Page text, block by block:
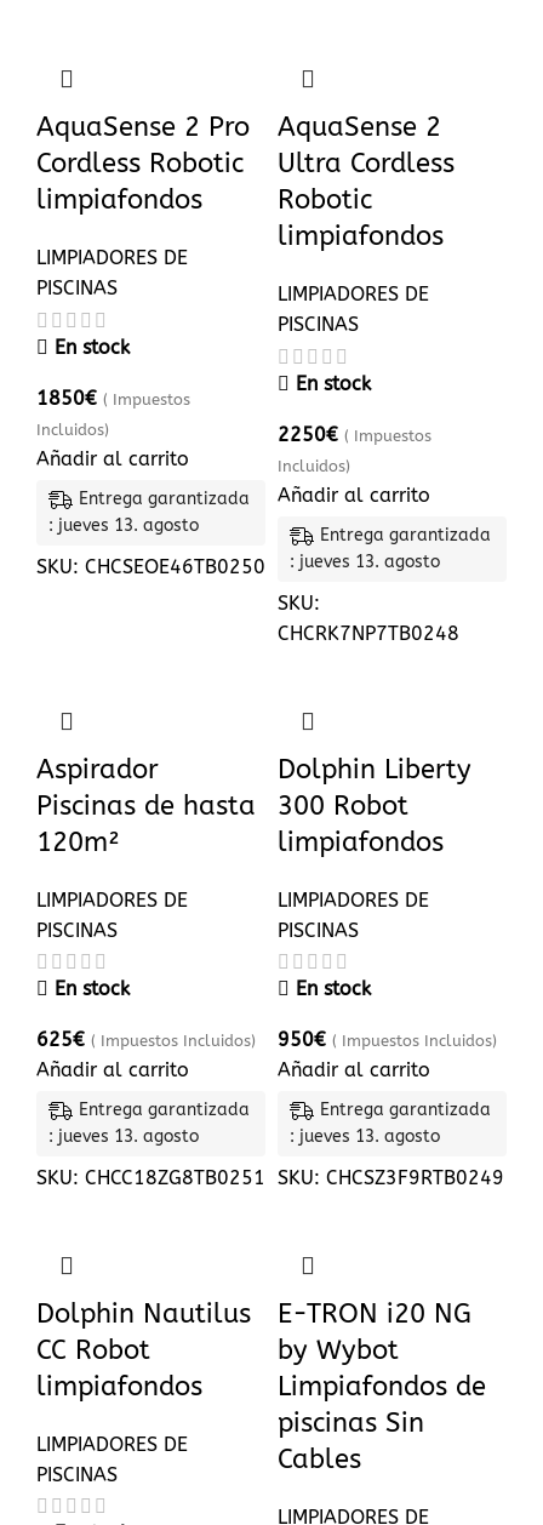
AquaSense 2 Pro
Cordless Robotic
limpiafondos
LIMPIADORES DE
PISCINAS
En stock
1850€ ( Impuestos
Incluidos)
Añadir al carrito
Entrega garantizada
: jueves 13. agosto
SKU: CHCSEOE46TB0250
AquaSense 2
Ultra Cordless
Robotic
limpiafondos
LIMPIADORES DE
PISCINAS
En stock
2250€ ( Impuestos
Incluidos)
Añadir al carrito
Entrega garantizada
: jueves 13. agosto
SKU:
CHCRK7NP7TB0248
Aspirador
Piscinas de hasta
120m²
LIMPIADORES DE
PISCINAS
En stock
625€ ( Impuestos Incluidos)
Añadir al carrito
Entrega garantizada
: jueves 13. agosto
SKU: CHCC18ZG8TB0251
Dolphin Liberty
300 Robot
limpiafondos
LIMPIADORES DE
PISCINAS
En stock
950€ ( Impuestos Incluidos)
Añadir al carrito
Entrega garantizada
: jueves 13. agosto
SKU: CHCSZ3F9RTB0249
Dolphin Nautilus
CC Robot
limpiafondos
LIMPIADORES DE
PISCINAS
E-TRON i20 NG
by Wybot
Limpiafondos de
piscinas Sin
Cables
LIMPIADORES DE